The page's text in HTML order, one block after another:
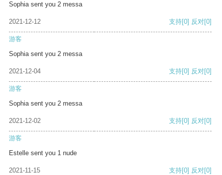
Sophia sent you 2 messa
2021-12-12 支持[0] 反对[0]
游客
Sophia sent you 2 messa
2021-12-04 支持[0] 反对[0]
游客
Sophia sent you 2 messa
2021-12-02 支持[0] 反对[0]
游客
Estelle sent you 1 nude
2021-11-15 支持[0] 反对[0]